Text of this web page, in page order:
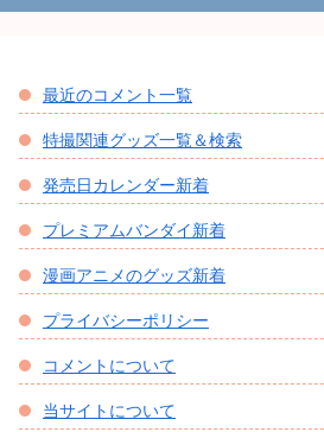
最近のコメント一覧
特撮関連グッズ一覧＆検索
発売日カレンダー新着
プレミアムバンダイ新着
漫画アニメのグッズ新着
プライバシーポリシー
コメントについて
当サイトについて